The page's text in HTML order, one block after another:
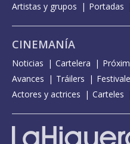
Artistas y grupos
Portadas
CINEMANÍA
Noticias Cartelera
Avances
Tráilers
Actores y actrices
Carteles